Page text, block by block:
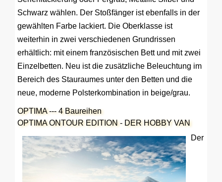
Schwarz wählen. Der Stoßfänger ist ebenfalls in der
gewählten Farbe lackiert. Die Oberklasse ist
weiterhin in zwei verschiedenen Grundrissen
erhältlich: mit einem französischen Bett und mit zwei
Einzelbetten. Neu ist die zusätzliche Beleuchtung im
Bereich des Stauraumes unter den Betten und die
neue, moderne Polsterkombination in beige/grau.
OPTIMA --- 4 Baureihen
OPTIMA ONTOUR EDITION - DER HOBBY VAN
Der